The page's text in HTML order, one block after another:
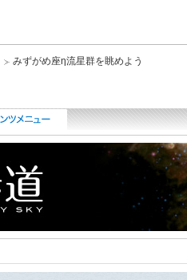
みずがめ座η流星群を眺めよう